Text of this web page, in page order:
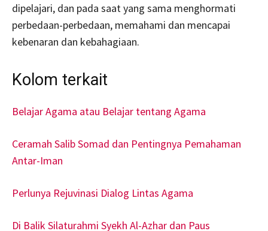
dipelajari, dan pada saat yang sama menghormati
perbedaan-perbedaan, memahami dan mencapai
kebenaran dan kebahagiaan.
Kolom terkait
Belajar Agama atau Belajar tentang Agama
Ceramah Salib Somad dan Pentingnya Pemahaman
Antar-Iman
Perlunya Rejuvinasi Dialog Lintas Agama
Di Balik Silaturahmi Syekh Al-Azhar dan Paus